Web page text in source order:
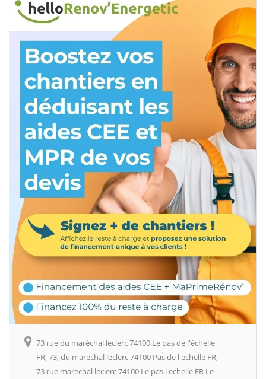
73 rue du maréchal leclerc 74100 Le pas de l'échelle
FR, 73, du marechal leclerc 74100 Pas de l'echelle FR,
73 rue marechal leclerc 74100 Le pas l echelle FR Le